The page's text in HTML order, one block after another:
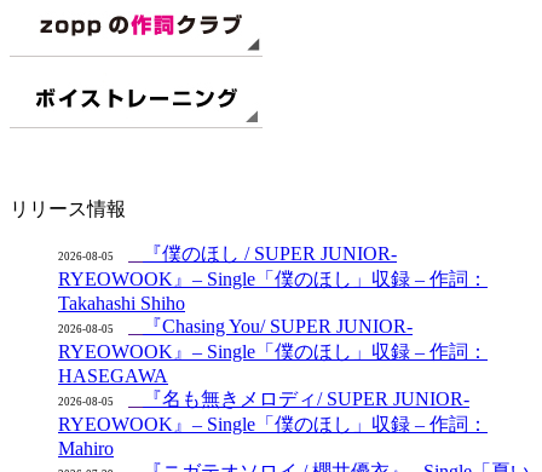
リリース情報
2026-08-05
『僕のほし / SUPER JUNIOR-
RYEOWOOK』– Single「僕のほし」収録 – 作詞：
Takahashi Shiho
2026-08-05
『Chasing You/ SUPER JUNIOR-
RYEOWOOK』– Single「僕のほし」収録 – 作詞：
HASEGAWA
2026-08-05
『名も無きメロディ/ SUPER JUNIOR-
RYEOWOOK』– Single「僕のほし」収録 – 作詞：
Mahiro